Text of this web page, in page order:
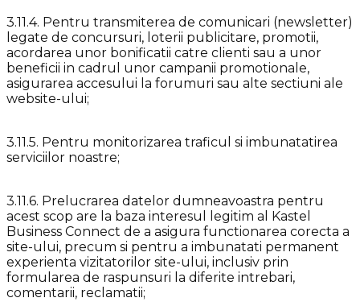
3.11.4. Pentru transmiterea de comunicari (newsletter)
legate de concursuri, loterii publicitare, promotii,
acordarea unor bonificatii catre clienti sau a unor
beneficii in cadrul unor campanii promotionale,
asigurarea accesului la forumuri sau alte sectiuni ale
website-ului;
3.11.5. Pentru monitorizarea traficul si imbunatatirea
serviciilor noastre;
3.11.6. Prelucrarea datelor dumneavoastra pentru
acest scop are la baza interesul legitim al Kastel
Business Connect de a asigura functionarea corecta a
site-ului, precum si pentru a imbunatati permanent
experienta vizitatorilor site-ului, inclusiv prin
formularea de raspunsuri la diferite intrebari,
comentarii, reclamatii;